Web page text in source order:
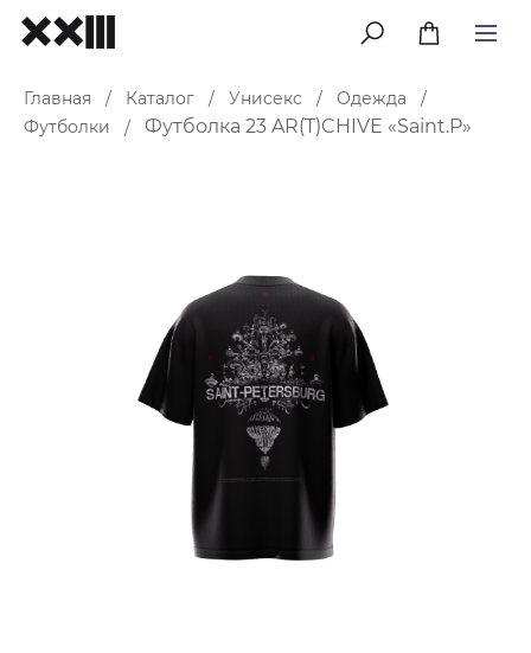
меню
Главная / Каталог / Унисекс / Одежда
/
Футболки
/ Футболка 23 AR(T)CHIVE «Saint.P»